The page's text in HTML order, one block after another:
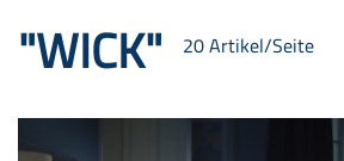
20 Artikel/Seite
"WICK"